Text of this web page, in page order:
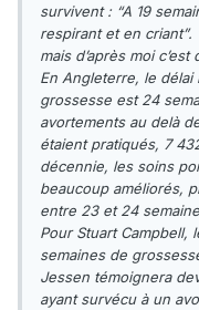
survivent : “A 19
respirant et en criant”.
mais d’après moi
En Angleterre, le délai
grossesse est 24
avortements au delà
étaient pratiqués, 7
décennie, les soins
beaucoup améliorés,
entre 23 et 24
Pour Stuart Campbell,
semaines de
Jessen témoignera
ayant survécu à un